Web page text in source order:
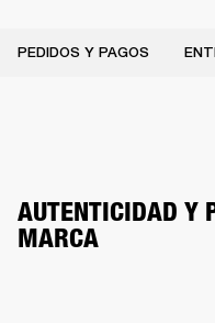
PEDIDOS Y PAGOS
AUTENTICIDAD Y
MARCA